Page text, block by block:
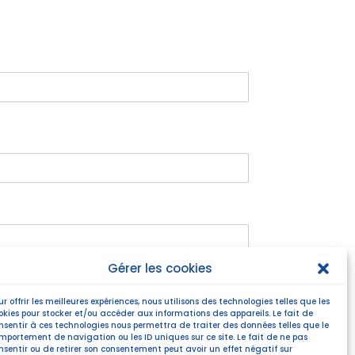
Gérer les cookies
offrir les meilleures expériences, nous utilisons des technologies telles que les
pour stocker et/ou accéder aux informations des appareils. Le fait de
à ces technologies nous permettra de traiter des données telles que le
de navigation ou les ID uniques sur ce site. Le fait de ne pas
ou de retirer son consentement peut avoir un effet négatif sur